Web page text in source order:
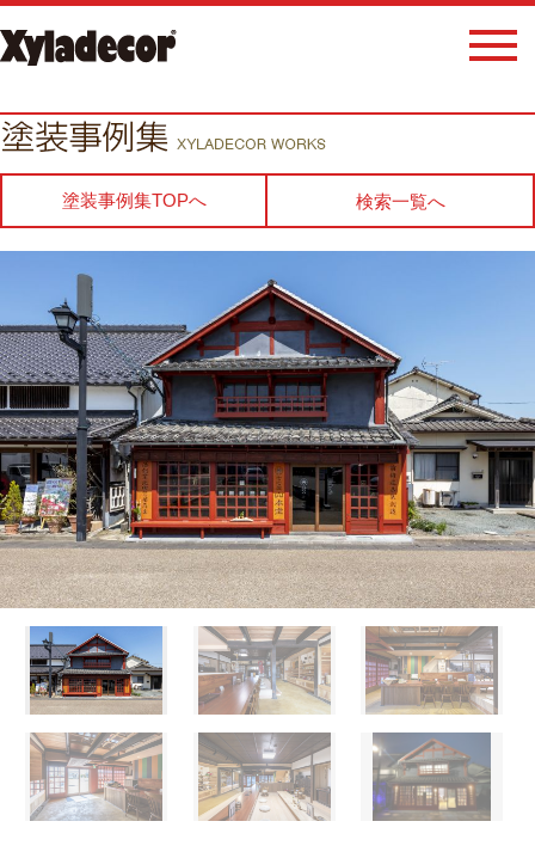
塗装事例集TOPへ 検索一覧へ